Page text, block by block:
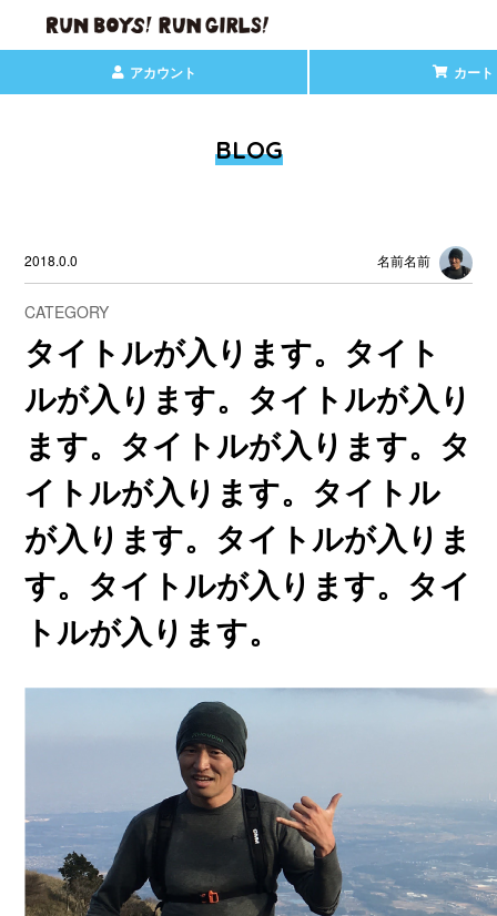
アカウント カート
BLOG
2018.0.0 名前名前
CATEGORY
タイトルが入ります。タイト
ルが入ります。タイトルが入り
ます。タイトルが入ります。タ
イトルが入ります。タイトル
が入ります。タイトルが入りま
す。タイトルが入ります。タイ
トルが入ります。